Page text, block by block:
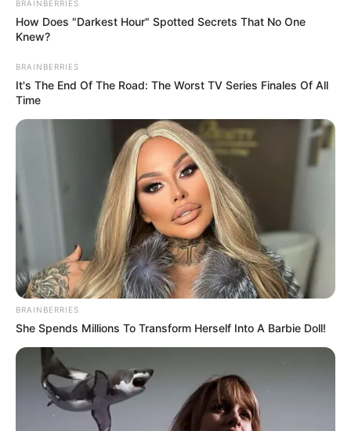
Βρισκόμαστε Στην
οικονομική άβυσσο;
Πρόεδρο της Τουρκικής
Δημοκρατίας Ρ. Τ. Ερντογάν
ΑΠΟ ΣΗΜΕΡΑ ΤΙΠΟΤΑ ΔΕΝ ΕΙΝΑΙ ΙΔΙΟ.
ΕΝΕΡΓΟΠΟΙΗΣΗ ΙΧΩΡ. ΤΑ ΣΗΜΑΔΙΑ
ΕΜΦΑΝΗ, Η...
Κυριακή, 2 Μαΐου 2021, 10:58
BRAINBERRIES
How Does "Darkest Hour" Spotted Secrets That No One
Knew?
BRAINBERRIES
It's The End Of The Road: The Worst TV Series Finales Of All
Time
BRAINBERRIES
She Spends Millions To Transform Herself Into A Barbie Doll!